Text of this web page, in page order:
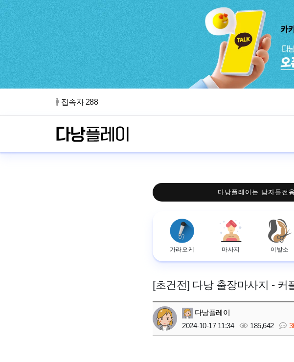
접속자 288
다낭플레이는 남자들전
가라오케 마사지 이발소
[초건전] 다낭 출장마사지 - 커
다낭플레이
2024-10-17 11:34
185,642